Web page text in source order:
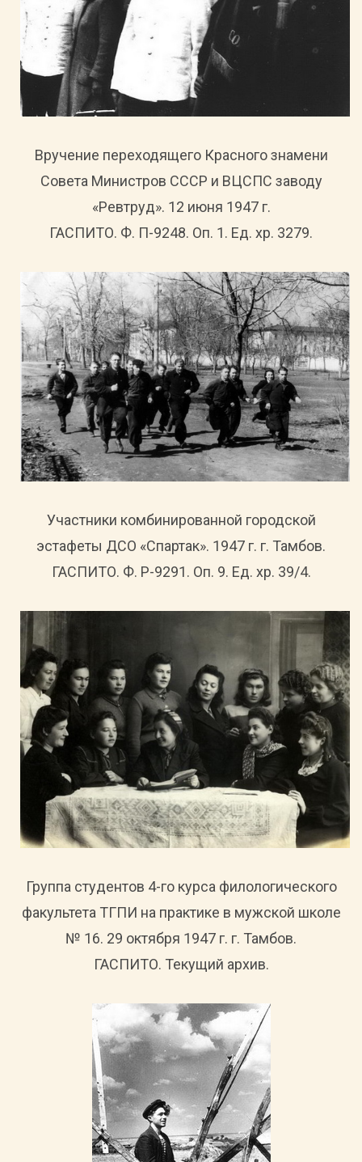
Вручение переходящего Красного знамени
Совета Министров СССР и ВЦСПС заводу
«Ревтруд». 12 июня 1947 г.
ГАСПИТО. Ф. П-9248. Оп. 1. Ед. хр. 3279.
Участники комбинированной городской
эстафеты ДСО «Спартак». 1947 г. г. Тамбов.
ГАСПИТО. Ф. Р-9291. Оп. 9. Ед. хр. 39/4.
Группа студентов 4-го курса филологического
факультета ТГПИ на практике в мужской школе
№ 16. 29 октября 1947 г. г. Тамбов.
ГАСПИТО. Текущий архив.